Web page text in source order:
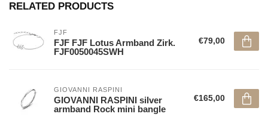
RELATED PRODUCTS
FJF
FJF FJF Lotus Armband Zirk.
FJF0050045SWH
€79,00
GIOVANNI RASPINI
GIOVANNI RASPINI silver
armband Rock mini bangle
€165,00